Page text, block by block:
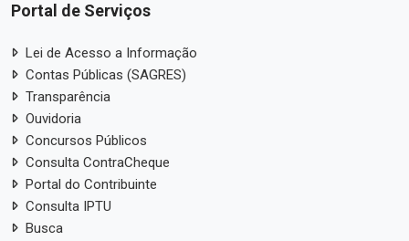
Portal de Serviços
Lei de Acesso a Informação
Contas Públicas (SAGRES)
Transparência
Ouvidoria
Concursos Públicos
Consulta ContraCheque
Portal do Contribuinte
Consulta IPTU
Busca